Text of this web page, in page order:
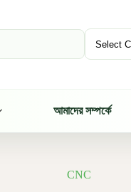
আমাদের সম্পর্কে
CNC